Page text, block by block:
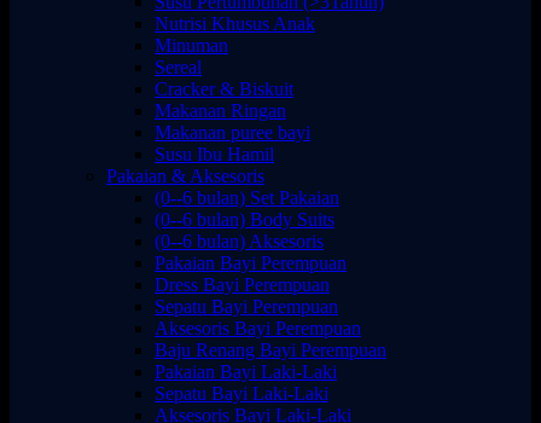
Nutrisi Khusus Anak
Minuman
Sereal
Cracker & Biskuit
Makanan Ringan
Makanan puree bayi
Susu Ibu Hamil
Pakaian & Aksesoris
(0--6 bulan) Set Pakaian
(0--6 bulan) Body Suits
(0--6 bulan) Aksesoris
Pakaian Bayi Perempuan
Dress Bayi Perempuan
Sepatu Bayi Perempuan
Aksesoris Bayi Perempuan
Baju Renang Bayi Perempuan
Pakaian Bayi Laki-Laki
Sepatu Bayi Laki-Laki
Aksesoris Bayi Laki-Laki